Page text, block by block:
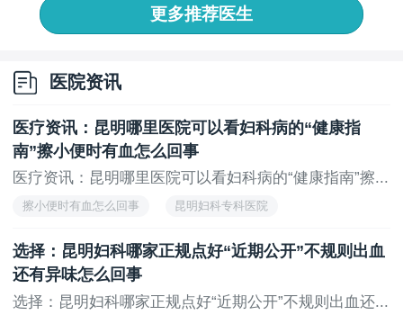
专科医院，在妇科炎症等方面都有较为不错的治疗经
验，目前医院的妇科团队都是省内外专业妇科主任，若
院即可直接治疗!
上一页 无
更多推荐医生
医院资讯
医疗资讯：昆明哪里医院可以看妇科病的“健康指
南”擦小便时有血怎么回事
医疗资讯：昆明哪里医院可以看妇科病的“健康指南”擦...
擦小便时有血怎么回事 昆明妇科专科医院
选择：昆明妇科哪家正规点好“近期公开”不规则出血
还有异味怎么回事
选择：昆明妇科哪家正规点好“近期公开”不规则出血还...